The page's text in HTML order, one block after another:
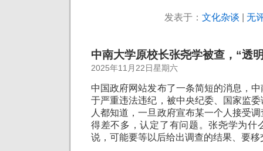
发表于： 文化杂谈 无
中南大学原校长张尧学被查，“透
2025年11月22日星期六
中国政府网站发布了一条简短的消息，
于严重违法违纪，被中央纪委、国家监
人都知道，一旦政府宣布某一个人接受
得差不多，认定了有问题。张尧学为什
说，可能要等以后给出调查的结果、要